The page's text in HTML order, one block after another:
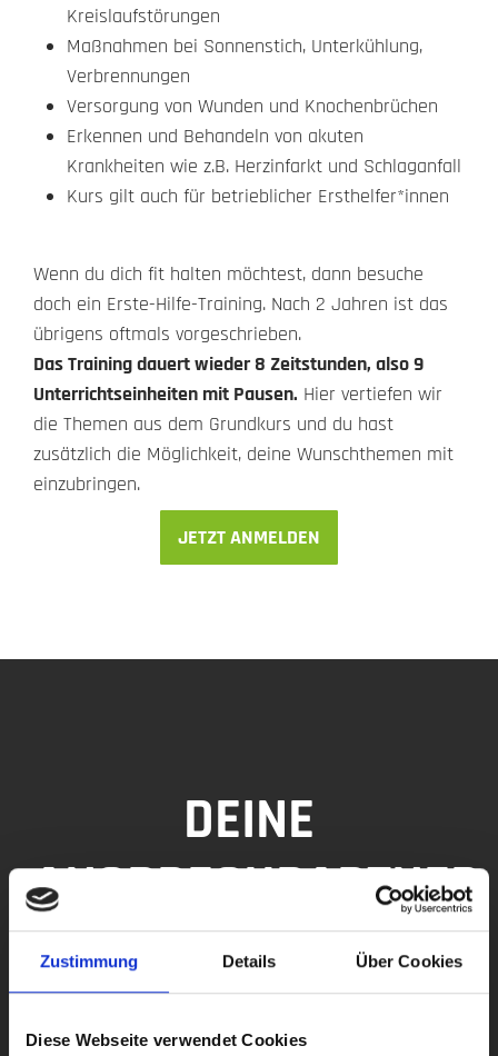
Zustimmung Details Über Cookies
Diese Webseite verwendet Cookies
Kreislaufstörungen
Maßnahmen bei Sonnenstich, Unterkühlung,
Verbrennungen
Versorgung von Wunden und Knochenbrüchen
Erkennen und Behandeln von akuten
Krankheiten wie z.B. Herzinfarkt und Schlaganfall
Kurs gilt auch für betrieblicher Ersthelfer*innen
Wenn du dich fit halten möchtest, dann besuche
doch ein Erste-Hilfe-Training. Nach 2 Jahren ist das
übrigens oftmals vorgeschrieben.
Das Training dauert wieder 8 Zeitstunden, also 9
Unterrichtseinheiten mit Pausen. Hier vertiefen wir
die Themen aus dem Grundkurs und du hast
zusätzlich die Möglichkeit, deine Wunschthemen mit
einzubringen.
JETZT ANMELDEN
DEINE
ANSPRECHPARTNER